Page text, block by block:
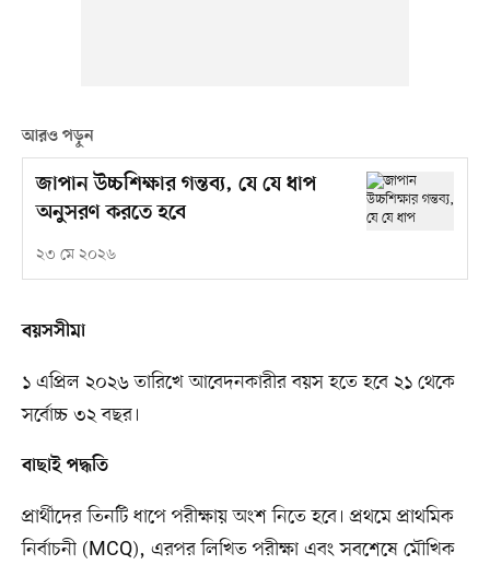
আরও পড়ুন
জাপান উচ্চশিক্ষার গন্তব্য, যে যে ধাপ
অনুসরণ করতে হবে
২৩ মে ২০২৬
বয়সসীমা
১ এপ্রিল ২০২৬ তারিখে আবেদনকারীর বয়স হতে হবে ২১ থেকে
সর্বোচ্চ ৩২ বছর।
বাছাই পদ্ধতি
প্রার্থীদের তিনটি ধাপে পরীক্ষায় অংশ নিতে হবে। প্রথমে প্রাথমিক
নির্বাচনী (MCQ), এরপর লিখিত পরীক্ষা এবং সবশেষে মৌখিক